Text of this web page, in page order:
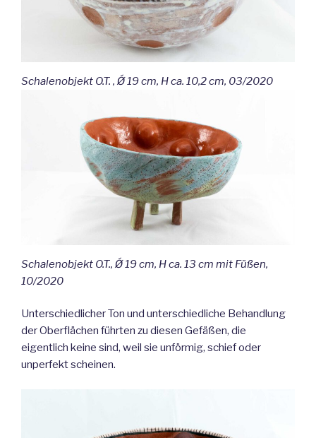
Schalenobjekt O.T. , Ǿ 19 cm, H ca. 10,2 cm, 03/2020
Schalenobjekt O.T., Ǿ 19 cm, H ca. 13 cm mit Füßen,
10/2020
Unterschiedlicher Ton und unterschiedliche Behandlung
der Oberflächen führten zu diesen Gefäßen, die
eigentlich keine sind, weil sie unförmig, schief oder
unperfekt scheinen.